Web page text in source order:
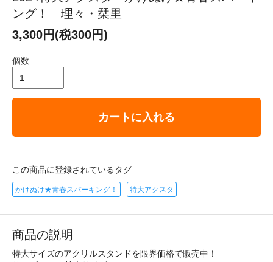
ング！ 理々・栞里
3,300円(税300円)
個数
カートに入れる
この商品に登録されているタグ
かけぬけ★青春スパーキング！ 特大アクスタ
商品の説明
特大サイズのアクリルスタンドを限界価格で販売中！